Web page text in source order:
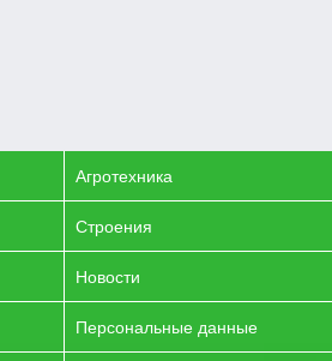
Агротехника
Строения
Новости
Персональные данные